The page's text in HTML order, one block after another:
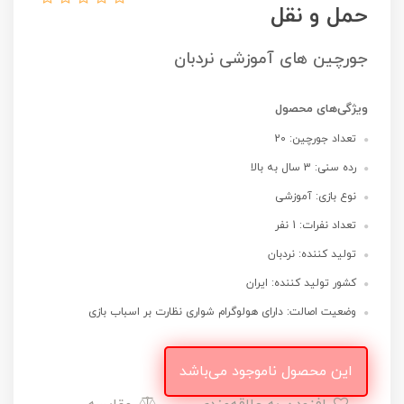
حمل و نقل
جورچین های آموزشی نردبان
ویژگی‌های محصول
تعداد جورچین: 20
رده سنی: 3 سال به بالا
نوع بازی: آموزشی
تعداد نفرات: 1 نفر
تولید کننده: نردبان
کشور تولید کننده: ایران
وضعیت اصالت: دارای هولوگرام شواری نظارت بر اسباب بازی
این محصول ناموجود می‌باشد